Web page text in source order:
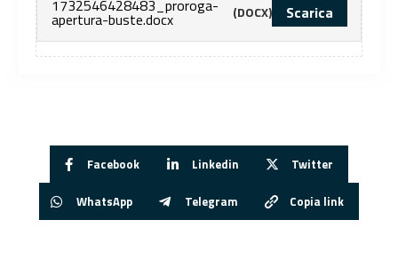
1732546428483_proroga-
apertura-buste.docx (DOCX) Scarica
Facebook Linkedin Twitter
WhatsApp Telegram Copia link